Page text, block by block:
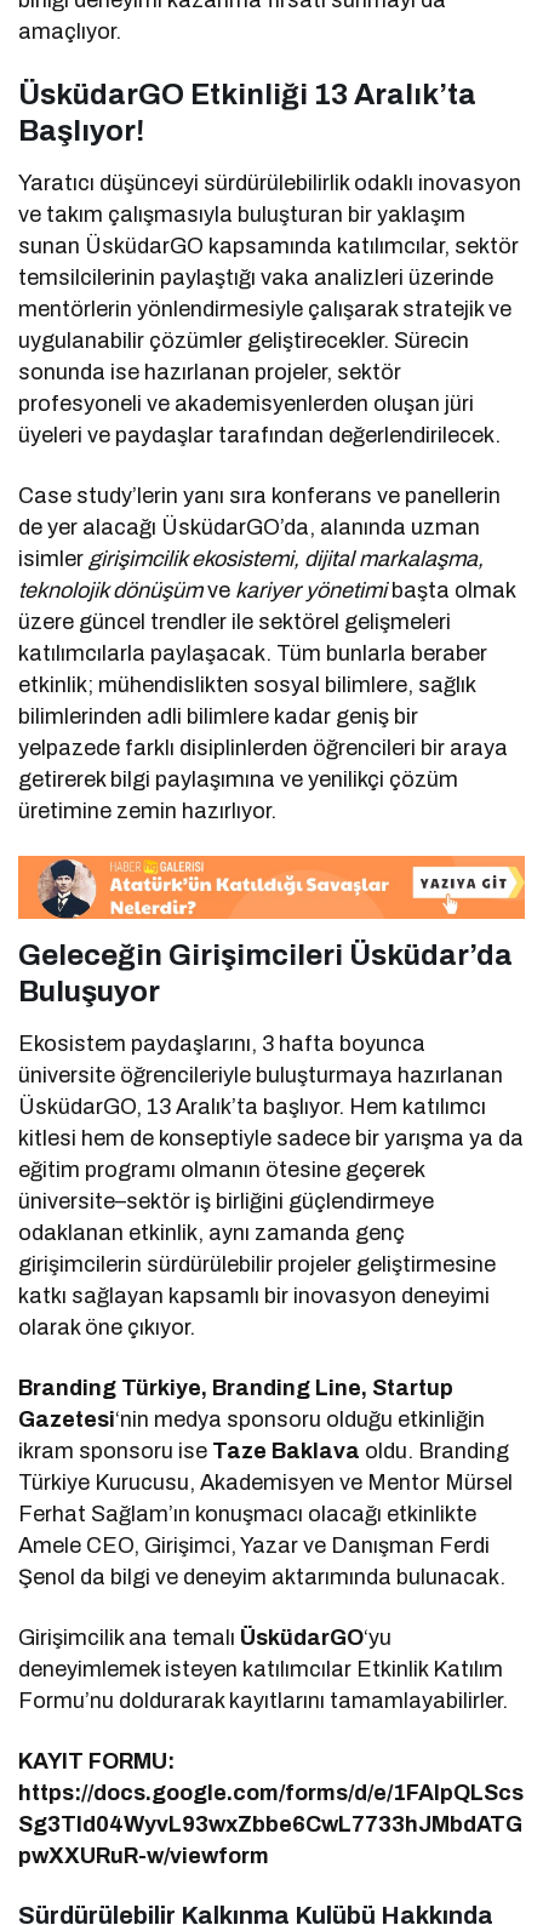
amaçlıyor.
ÜsküdarGO Etkinliği 13 Aralık’ta
Başlıyor!
Yaratıcı düşünceyi sürdürülebilirlik odaklı inovasyon
ve takım çalışmasıyla buluşturan bir yaklaşım
sunan ÜsküdarGO kapsamında katılımcılar, sektör
temsilcilerinin paylaştığı vaka analizleri üzerinde
mentörlerin yönlendirmesiyle çalışarak stratejik ve
uygulanabilir çözümler geliştirecekler. Sürecin
sonunda ise hazırlanan projeler, sektör
profesyoneli ve akademisyenlerden oluşan jüri
üyeleri ve paydaşlar tarafından değerlendirilecek.
Case study’lerin yanı sıra konferans ve panellerin
de yer alacağı ÜsküdarGO’da, alanında uzman
isimlergirişimcilik ekosistemi, dijital markalaşma,
teknolojik dönüşümve kariyer yönetimi başta olmak
üzere güncel trendler ile sektörel gelişmeleri
katılımcılarla paylaşacak. Tüm bunlarla beraber
etkinlik; mühendislikten sosyal bilimlere, sağlık
bilimlerinden adli bilimlere kadar geniş bir
yelpazede farklı disiplinlerden öğrencileri bir araya
getirerek bilgi paylaşımına ve yenilikçi çözüm
üretimine zemin hazırlıyor.
Geleceğin Girişimcileri Üsküdar’da
Buluşuyor
Ekosistem paydaşlarını, 3 hafta boyunca
üniversite öğrencileriyle buluşturmaya hazırlanan
ÜsküdarGO, 13 Aralık’ta başlıyor. Hem katılımcı
kitlesi hem de konseptiyle sadece bir yarışma ya da
eğitim programı olmanın ötesine geçerek
üniversite–sektör iş birliğini güçlendirmeye
odaklanan etkinlik, aynı zamanda genç
girişimcilerin sürdürülebilir projeler geliştirmesine
katkı sağlayan kapsamlı bir inovasyon deneyimi
olarak öne çıkıyor.
Branding Türkiye, Branding Line, Startup
Gazetesi‘nin medya sponsoru olduğu etkinliğin
ikram sponsoru ise Taze Baklava oldu. Branding
Türkiye Kurucusu, Akademisyen ve Mentor Mürsel
Ferhat Sağlam’ın konuşmacı olacağı etkinlikte
Amele CEO, Girişimci, Yazar ve Danışman Ferdi
Şenol da bilgi ve deneyim aktarımında bulunacak.
Girişimcilik ana temalı ÜsküdarGO‘yu
deneyimlemek isteyen katılımcılar Etkinlik Katılım
Formu’nu doldurarak kayıtlarını tamamlayabilirler.
KAYIT FORMU:
https://docs.google.com/forms/d/e/1FAIpQLScs
Sg3Tld04WyvL93wxZbbe6CwL7733hJMbdATG
pwXXURuR-w/viewform
Sürdürülebilir Kalkınma Kulübü Hakkında